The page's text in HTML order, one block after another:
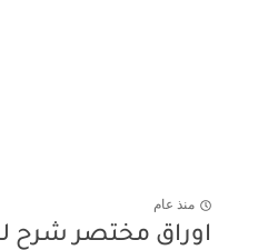
منذ عام
اوراق مختصر شرح